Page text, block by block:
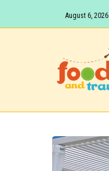
August 6, 2026